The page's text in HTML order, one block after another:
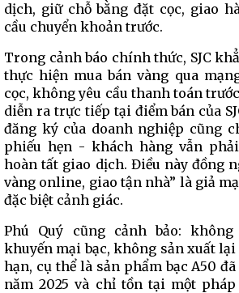
dịch, giữ chỗ bằng đặt cọc, giao
cầu chuyển khoản trước.
Trong cảnh báo chính thức, SJC
thực hiện mua bán vàng qua
cọc, không yêu cầu thanh toán
diễn ra trực tiếp tại điểm bán của
đăng ký của doanh nghiệp cũng
phiếu hẹn - khách hàng vẫn
hoàn tất giao dịch. Điều này đồng
vàng online, giao tận nhà” là giả
đặc biệt cảnh giác.
Phú Quý cũng cảnh bảo:
khuyến mại bạc, không sản xuất
hạn, cụ thể là sản phẩm bạc A50
năm 2025 và chỉ tồn tại một